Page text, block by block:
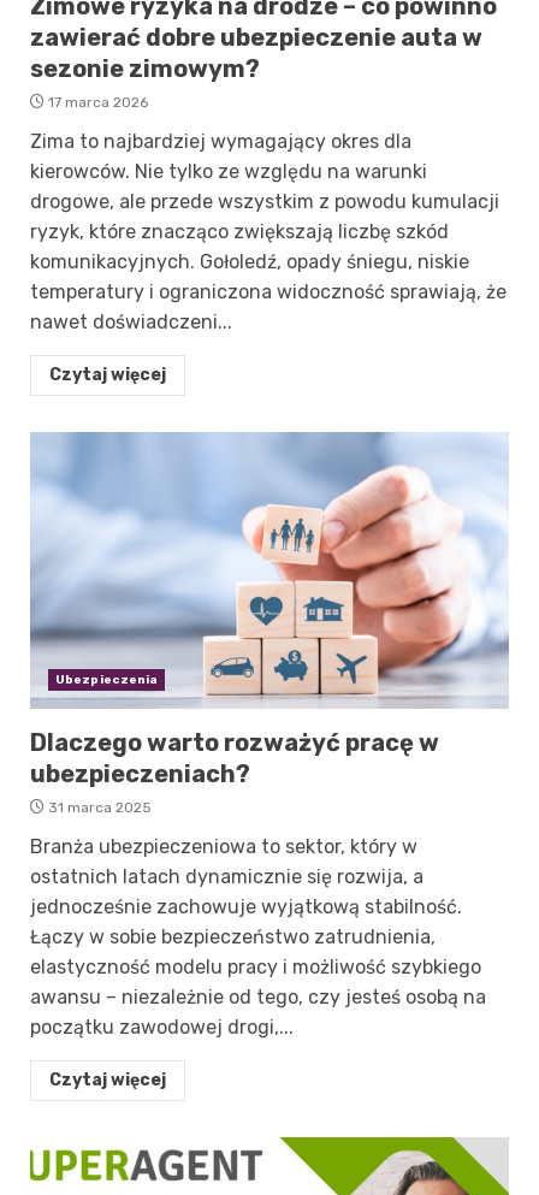
Zimowe ryzyka na drodze – co powinno
zawierać dobre ubezpieczenie auta w
sezonie zimowym?
17 marca 2026
Zima to najbardziej wymagający okres dla
kierowców. Nie tylko ze względu na warunki
drogowe, ale przede wszystkim z powodu kumulacji
ryzyk, które znacząco zwiększają liczbę szkód
komunikacyjnych. Gołoledź, opady śniegu, niskie
temperatury i ograniczona widoczność sprawiają, że
nawet doświadczeni...
Czytaj więcej
Ubezpieczenia
Dlaczego warto rozważyć pracę w
ubezpieczeniach?
31 marca 2025
Branża ubezpieczeniowa to sektor, który w
ostatnich latach dynamicznie się rozwija, a
jednocześnie zachowuje wyjątkową stabilność.
Łączy w sobie bezpieczeństwo zatrudnienia,
elastyczność modelu pracy i możliwość szybkiego
awansu – niezależnie od tego, czy jesteś osobą na
początku zawodowej drogi,...
Czytaj więcej